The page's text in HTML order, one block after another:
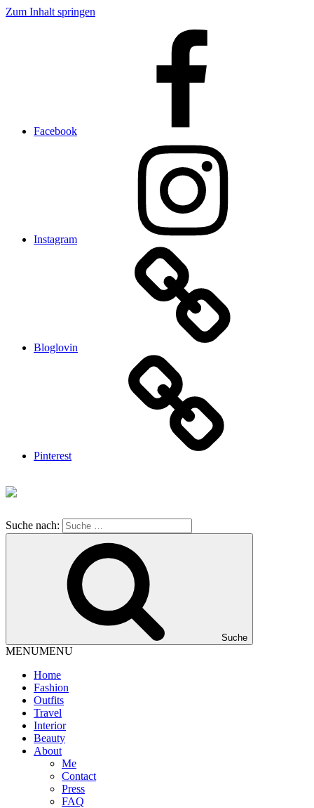
Zum Inhalt springen
Facebook
Instagram
Bloglovin
Pinterest
Suche nach:
Suche
MENUMENU
Home
Fashion
Outfits
Travel
Interior
Beauty
About
Me
Contact
Press
FAQ